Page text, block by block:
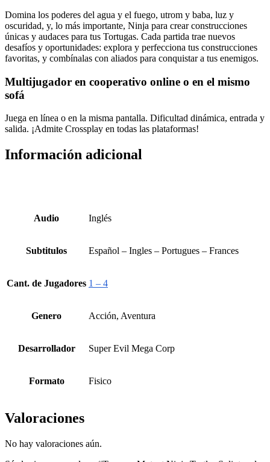
Domina los poderes del agua y el fuego, utrom y baba, luz y
oscuridad, y, lo más importante, Ninja para crear construcciones
únicas y audaces para tus Tortugas. Cada partida trae nuevos
desafíos y oportunidades: explora y perfecciona tus construcciones
favoritas, y combínalas con aliados para conquistar a tus enemigos.
Multijugador en cooperativo online o en el mismo
sofá
Juega en línea o en la misma pantalla. Dificultad dinámica, entrada y
salida. ¡Admite Crossplay en todas las plataformas!
Información adicional
Audio Inglés
Subtitulos Español – Ingles – Portugues – Frances
Cant. de Jugadores 1 – 4
Genero Acción, Aventura
Desarrollador Super Evil Mega Corp
Formato Fisico
Valoraciones
No hay valoraciones aún.